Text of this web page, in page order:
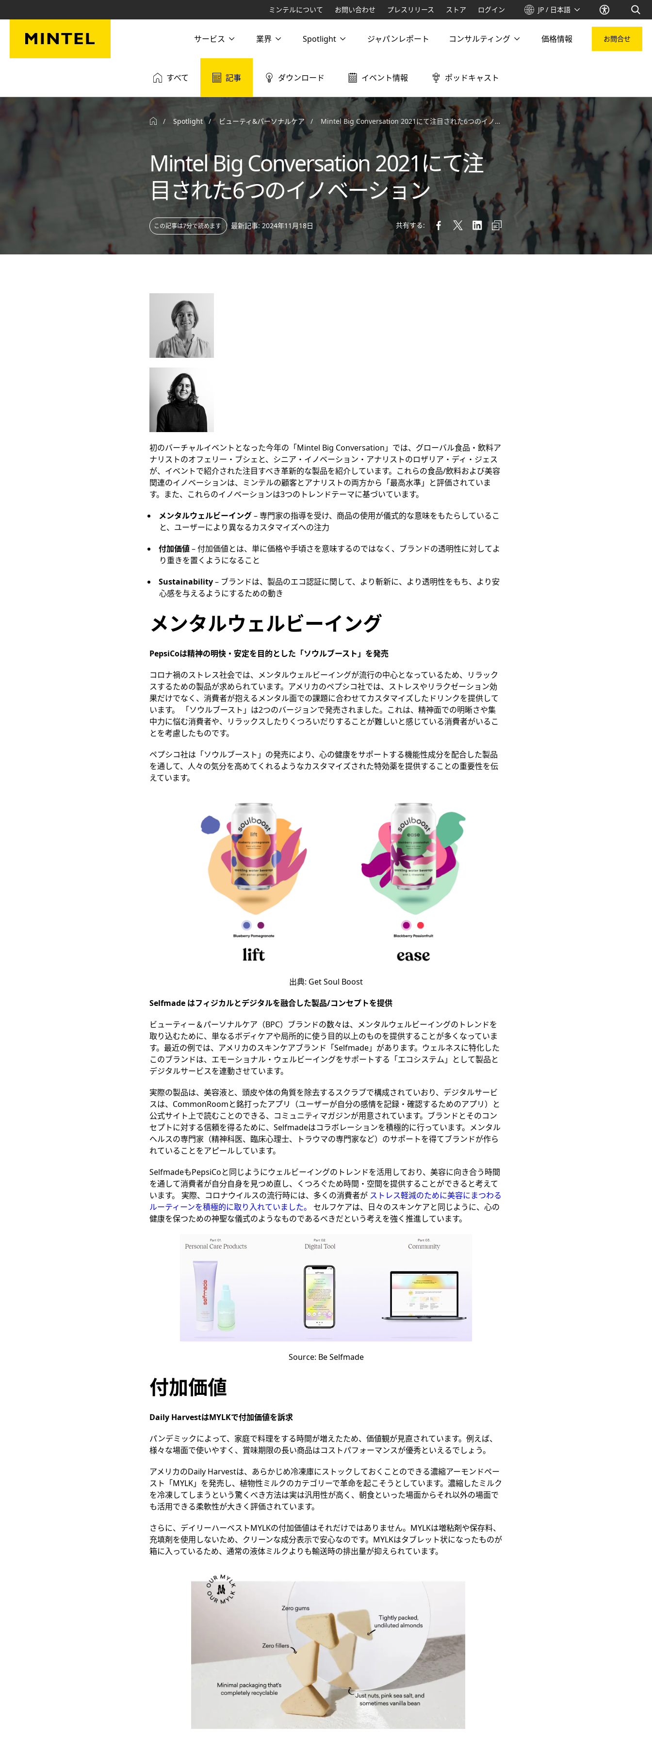
ミンテルについて お問い合わせ プレスリリース ストア ログイン JP / 日本語
サービス 業界 Spotlight ジャパンレポート コンサルティング 価格情報 お問合せ
すべて 記事 ダウンロード イベント情報 ポッドキャスト
Spotlight ビューティ&パーソナルケア Mintel Big Conversation 2021にて注目された6つのイノベーション
Mintel Big Conversation 2021にて注
目された6つのイノベーション
この記事は7分で読めます 最新記事: 2024年11月18日 共有する:
初のバーチャルイベントとなった今年の「Mintel Big Conversation」では、グローバル食品・飲料ア
ナリストのオフェリー・ブシェと、シニア・イノベーション・アナリストのロザリア・ディ・ジェス
が、イベントで紹介された注目すべき革新的な製品を紹介しています。これらの食品/飲料および美容
関連のイノベーションは、ミンテルの顧客とアナリストの両方から「最高水準」と評価されていま
す。また、これらのイノベーションは3つのトレンドテーマに基づいています。
メンタルウェルビーイング– 専門家の指導を受け、商品の使用が儀式的な意味をもたらしているこ
と、ユーザーにより異なるカスタマイズへの注力
付加価値– 付加価値とは、単に価格や手頃さを意味するのではなく、ブランドの透明性に対してよ
り重きを置くようになること
Sustainability– ブランドは、製品のエコ認証に関して、より斬新に、より透明性をもち、より安
心感を与えるようにするための動き
メンタルウェルビーイング
PepsiCoは精神の明快・安定を目的とした「ソウルブースト」を発売
コロナ禍のストレス社会では、メンタルウェルビーイングが流行の中心となっているため、リラック
スするための製品が求められています。アメリカのペプシコ社では、ストレスやリラクゼーション効
果だけでなく、消費者が抱えるメンタル面での課題に合わせてカスタマイズしたドリンクを提供して
います。 「ソウルブースト」は2つのバージョンで発売されました。これは、精神面での明晰さや集
中力に悩む消費者や、リラックスしたりくつろいだりすることが難しいと感じている消費者がいるこ
とを考慮したものです。
ペプシコ社は「ソウルブースト」の発売により、心の健康をサポートする機能性成分を配合した製品
を通して、人々の気分を高めてくれるようなカスタマイズされた特効薬を提供することの重要性を伝
えています。
出典: Get Soul Boost
Selfmade はフィジカルとデジタルを融合した製品/コンセプトを提供
ビューティー＆パーソナルケア（BPC）ブランドの数々は、メンタルウェルビーイングのトレンドを
取り込むために、単なるボディケアや局所的に使う目的以上のものを提供することが多くなっていま
す。最近の例では、アメリカのスキンケアブランド「Selfmade」があります。ウェルネスに特化した
このブランドは、エモーショナル・ウェルビーイングをサポートする「エコシステム」として製品と
デジタルサービスを連動させています。
実際の製品は、美容液と、頭皮や体の角質を除去するスクラブで構成されていおり、デジタルサービ
スは、CommonRoomと銘打ったアプリ（ユーザーが自分の感情を記録・確認するためのアプリ）と
公式サイト上で読むことのできる、コミュニティマガジンが用意されています。ブランドとそのコン
セプトに対する信頼を得るために、Selfmadeはコラボレーションを積極的に行っています。メンタル
ヘルスの専門家（精神科医、臨床心理士、トラウマの専門家など）のサポートを得てブランドが作ら
れていることをアピールしています。
SelfmadeもPepsiCoと同じようにウェルビーイングのトレンドを活用しており、美容に向き合う時間
を通して消費者が自分自身を見つめ直し、くつろぐため時間・空間を提供することができると考えて
います。 実際、コロナウイルスの流行時には、多くの消費者が ストレス軽減のために美容にまつわる
ルーティーンを積極的に取り入れていました。
セルフケアは、日々のスキンケアと同じように、心の
健康を保つための神聖な儀式のようなものであるべきだという考えを強く推進しています。
Source: Be Selfmade
付加価値
Daily HarvestはMYLKで付加価値を訴求
パンデミックによって、家庭で料理をする時間が増えたため、価値観が見直されています。例えば、
様々な場面で使いやすく、賞味期限の長い商品はコストパフォーマンスが優秀といえるでしょう。
アメリカのDaily Harvestは、あらかじめ冷凍庫にストックしておくことのできる濃縮アーモンドペー
スト「MYLK」を発売し、植物性ミルクのカテゴリーで革命を起こそうとしています。濃縮したミルク
を冷凍してしまうという驚くべき方法は実は汎用性が高く、朝食といった場面からそれ以外の場面で
も活用できる柔軟性が大きく評価されています。
さらに、デイリーハーベストMYLKの付加価値はそれだけではありません。MYLKは増粘剤や保存料、
充填剤を使用しないため、クリーンな成分表示で安心なのです。MYLKはタブレット状になったものが
箱に入っているため、通常の液体ミルクよりも輸送時の排出量が抑えられています。